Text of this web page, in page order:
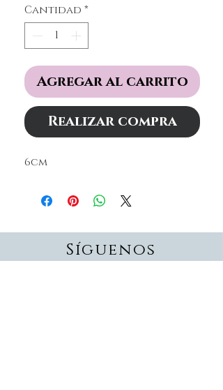
Cantidad *
Agregar al carrito
Realizar compra
6cm
Síguenos